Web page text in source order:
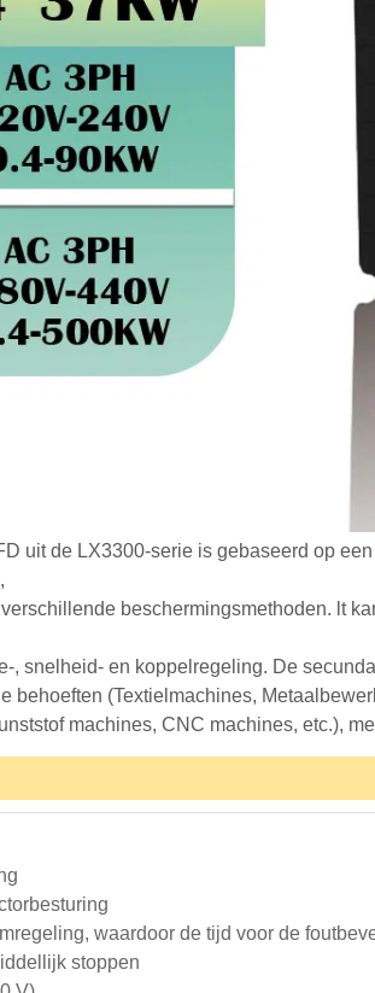
uit de LX3300-serie is gebaseerd op
beschermingsmethoden. lt
, snelheid- en koppelregeling. De
behoeften (Textielmachines,
machines, CNC machines, etc.),
waardoor de tijd voor de
stoppen